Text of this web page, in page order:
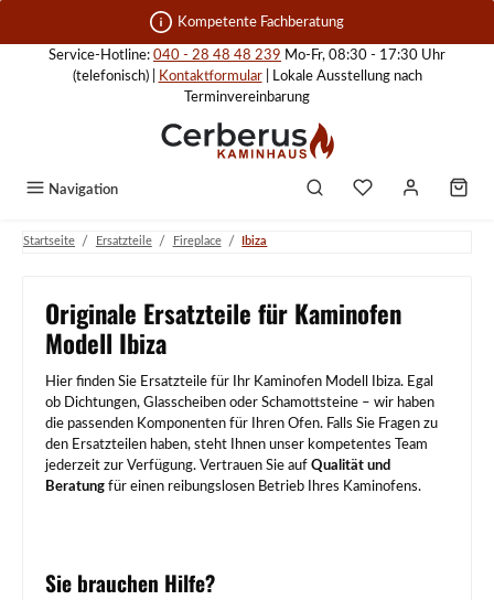
Zum Hauptinhalt springen Kompetente Fachberatung
Service-Hotline: 040 - 28 48 48 239 Mo-Fr, 08:30 - 17:30 Uhr
(telefonisch) |
Kontaktformular| Lokale Ausstellung nach
Terminvereinbarung
Navigation
Startseite / Ersatzteile / Fireplace / Ibiza
Originale Ersatzteile für Kaminofen
Modell Ibiza
Hier finden Sie Ersatzteile für Ihr Kaminofen Modell Ibiza. Egal
ob Dichtungen, Glasscheiben oder Schamottsteine – wir haben
die passenden Komponenten für Ihren Ofen. Falls Sie Fragen zu
den Ersatzteilen haben, steht Ihnen unser kompetentes Team
jederzeit zur Verfügung. Vertrauen Sie auf Qualität und
Beratung für einen reibungslosen Betrieb Ihres Kaminofens.
Sie brauchen Hilfe?